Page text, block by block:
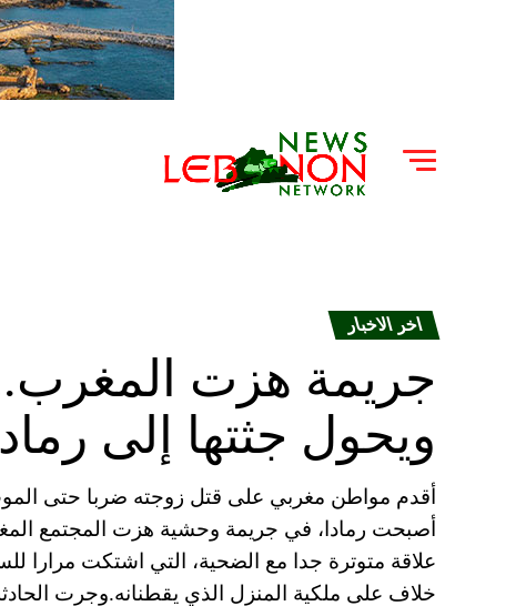
اخر الاخبار
جريمة هزت
ويحول جثتها إلى
أقدم مواطن مغربي على قتل زوجته ضربا حتى
أصبحت رمادا، في جريمة وحشية هزت المجتمع
علاقة متوترة جدا مع الضحية، التي اشتكت مرارا
خلاف على ملكية المنزل الذي يقطنانه.وجرت